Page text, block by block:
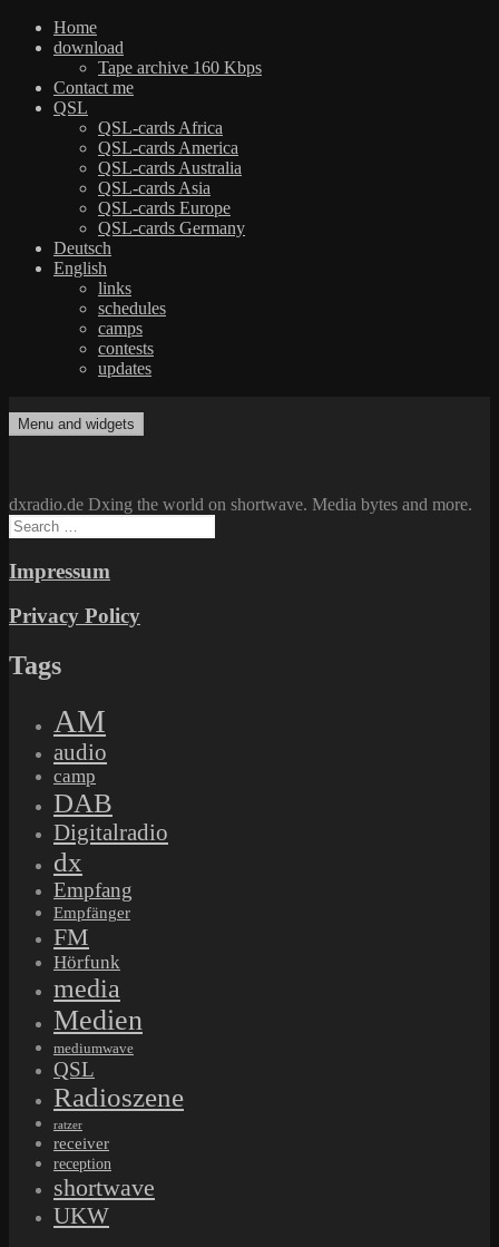
Home
download
Tape archive 160 Kbps
Contact me
QSL
QSL-cards Africa
QSL-cards America
QSL-cards Australia
QSL-cards Asia
QSL-cards Europe
QSL-cards Germany
Deutsch
English
links
schedules
camps
contests
updates
to
dxradio.de
DXing the world on shortwave
Menu and widgets
dxradio.de Dxing the world on shortwave. Media bytes and more.
Search
for:
Impressum
Privacy Policy
Tags
AM
audio
camp
DAB
Digitalradio
dx
Empfang
Empfänger
FM
Hörfunk
media
Medien
mediumwave
QSL
Radioszene
ratzer
receiver
reception
shortwave
UKW